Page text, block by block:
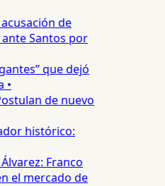
de
Santos por
que dejó
de nuevo
histórico:
Franco
el mercado de